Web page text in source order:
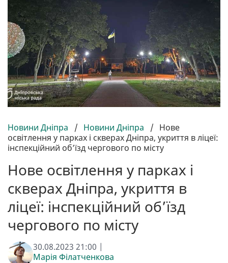
Новини Дніпра / Новини Дніпра / Нове
освітлення у парках і скверах Дніпра, укриття в ліцеї:
інспекційний об’їзд чергового по місту
Нове освітлення у парках і
скверах Дніпра, укриття в
ліцеї: інспекційний об’їзд
чергового по місту
30.08.2023 21:00 |
Марія Філатченкова